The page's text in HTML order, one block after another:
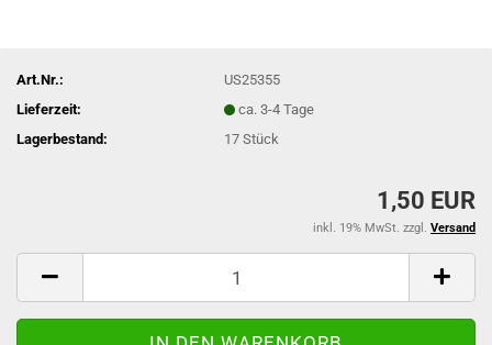
Art.Nr.:
US25355
Lieferzeit:
ca. 3-4 Tage
Lagerbestand:
17Stück
1,50 EUR
inkl. 19% MwSt. zzgl. Versand